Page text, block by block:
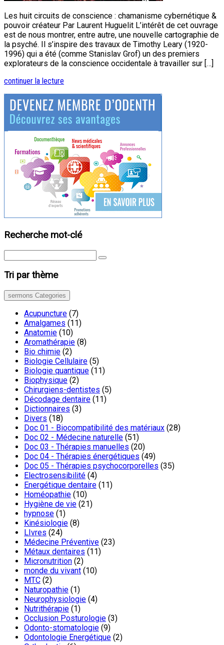
Les huit circuits de conscience : chamanisme cybernétique &
pouvoir créateur Par Laurent Huguelit L’intérêt de cet ouvrage
est de nous montrer, entre autre, une nouvelle cartographie de
la psyché. Il s’inspire des travaux de Timothy Leary (1920-
1996) qui a été (comme Stanislav Grof) un des premiers
explorateurs de la conscience occidentale à travailler sur […]
continuer la lecture
Recherche mot-clé
Tri par thème
sermons Categories
Acupuncture (7)
Amalgames (11)
Anatomie (10)
Aromathérapie (8)
Bio chimie (2)
Biologie Cellulaire (5)
Biologie quantique (11)
Biophysique (2)
Chirurgiens-dentistes (5)
Décodage dentaire (11)
Dictionnaires (3)
Divers (18)
Doc 01 - Biocompatibilité des matériaux (28)
Doc 02 - Médecine naturelle (51)
Doc 03 - Thérapies manuelles (20)
Doc 04 - Thérapies énergétiques (49)
Doc 05 - Thérapies psychocorporelles (35)
Electrosensibilité (4)
Energétique dentaire (11)
Homéopathie (10)
Hygiène de vie (21)
hypnose (1)
Kinésiologie (8)
LIvres (24)
Médecine Préventive (23)
Métaux dentaires (11)
Micronutrition (2)
monde du vivant (10)
MTC (2)
Naturopathie (1)
Neurophysiologie (4)
Nutrithérapie (1)
Occlusion Posturologie (3)
Odonto-stomatologie (9)
Odontologie Energétique (2)